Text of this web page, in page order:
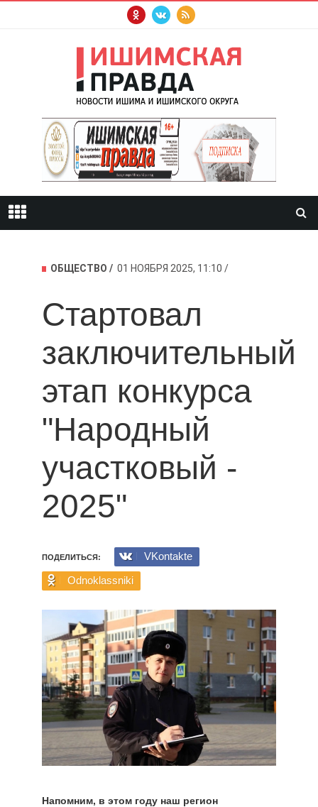
ОБЩЕСТВО 01 НОЯБРЯ 2025, 11:10
Стартовал
заключительный
этап конкурса
"Народный
участковый -
2025"
ПОДЕЛИТЬСЯ:
VKontakte
Odnoklassniki
Напомним, в этом году наш регион